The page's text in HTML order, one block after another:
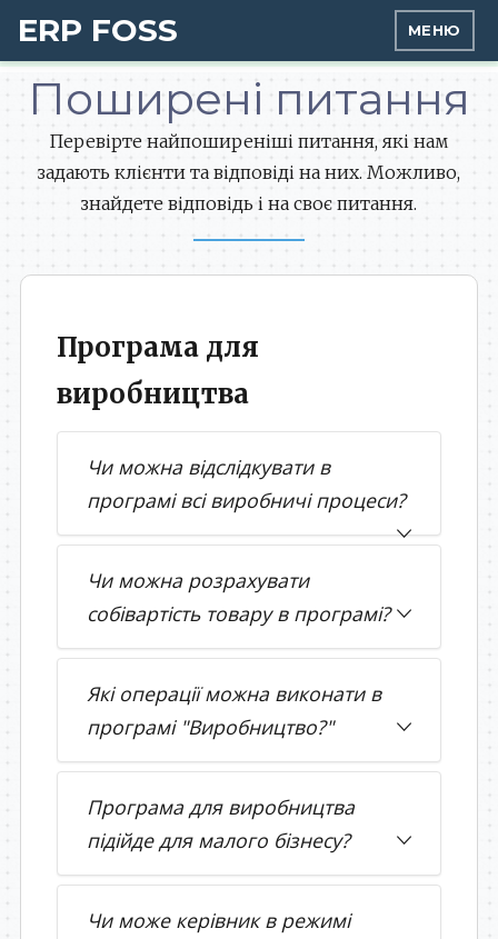
ERP FOSS МЕНЮ
Поширені питання
Перевірте найпоширеніші питання, які нам
задають клієнти та відповіді на них. Можливо,
знайдете відповідь і на своє питання.
Програма для
виробництва
Чи можна відслідкувати в
програмі всі виробничі процеси?
Чи можна розрахувати
собівартість товару в програмі?
Які операції можна виконати в
програмі "Виробництво?"
Програма для виробництва
підійде для малого бізнесу?
Чи може керівник в режимі